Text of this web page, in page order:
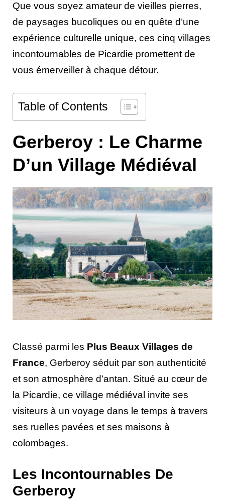
Que vous soyez amateur de vieilles pierres,
de paysages bucoliques ou en quête d’une
expérience culturelle unique, ces cinq villages
incontournables de Picardie promettent de
vous émerveiller à chaque détour.
Table of Contents
Gerberoy : Le Charme
D’un Village Médiéval
Classé parmi les Plus Beaux Villages de
France, Gerberoy séduit par son authenticité
et son atmosphère d’antan. Situé au cœur de
la Picardie, ce village médiéval invite ses
visiteurs à un voyage dans le temps à travers
ses ruelles pavées et ses maisons à
colombages.
Les Incontournables De
Gerberoy